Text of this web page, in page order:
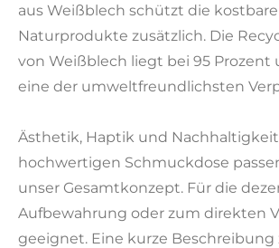
aus Weißblech schützt die
Naturprodukte zusätzlich. Die
von Weißblech liegt bei 95 Prozent
eine der umweltfreundlichsten
Ästhetik, Haptik und
hochwertigen Schmuckdose
unser Gesamtkonzept. Für die
Aufbewahrung oder zum direkten
geeignet. Eine kurze